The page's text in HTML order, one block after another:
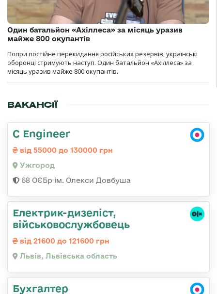
Один батальйон «Ахіллеса» за місяць уразив
майже 800 окупантів
Попри постійне перекидання російських резервів, українські
оборонці стримують наступ. Один батальйон «Ахіллеса» за
місяць уразив майже 800 окупантів.
ВАКАНСІЇ
C Engineer
від 55000 до 130000 грн
Ужгород
68 ОЄБр ім. Олекси Довбуша
Електрик-дизеліст,
військовослужбовець
від 21600 до 121600 грн
Львів, Львівська область
Бухгалтер